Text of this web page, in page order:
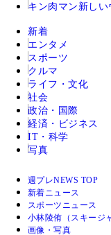
キン肉マン 新しい
新着
エンタメ
スポーツ
クルマ
ライフ・文化
社会
政治・国際
経済・ビジネス
IT・科学
写真
週プレNEWS TOP
新着ニュース
スポーツニュース
小林陵侑（スキージ
画像・写真